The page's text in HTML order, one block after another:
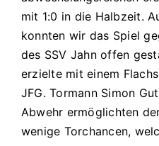
mit 1:0 in die Halbzeit.
konnten wir das Spiel
des SSV Jahn offen
erzielte mit einem
JFG. Tormann Simon
Abwehr ermöglichten
wenige Torchancen,